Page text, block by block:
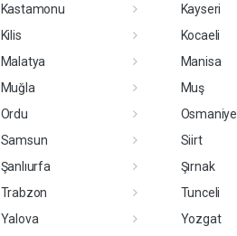
Kastamonu
Kayseri
Kilis
Kocaeli
Malatya
Manisa
Muğla
Muş
Ordu
Osmaniye
Samsun
Siirt
Şanlıurfa
Şırnak
Trabzon
Tunceli
Yalova
Yozgat